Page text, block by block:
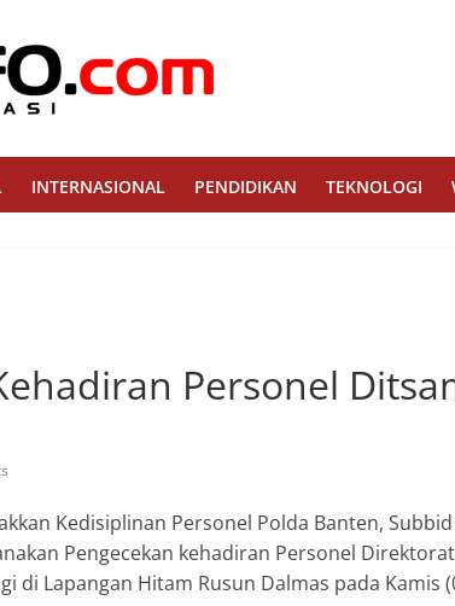
INTERNASIONAL PENDIDIKAN TEKNOLOGI
Personel
Kedisiplinan Personel Polda Banten,
Pengecekan kehadiran Personel
di Lapangan Hitam Rusun Dalmas pada Kamis